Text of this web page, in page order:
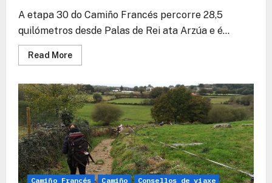
A etapa 30 do Camiño Francés percorre 28,5
quilómetros desde Palas de Rei ata Arzúa e é...
Read MoreRead
more
30
–
Palas
de
Rei
–
Arzúa
Camiño Francés Camiño Consellos de viaxe